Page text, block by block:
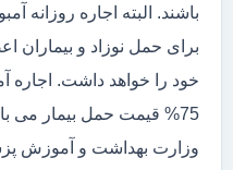
باشند. البته اجاره
برای حمل نوزاد و
خود را خواهد داشت. اجاره
75% قیمت حمل بیمار می
وزارت بهداشت و آموزش